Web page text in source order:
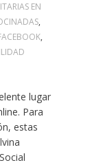
EN
,
,
lugar
Para
estas